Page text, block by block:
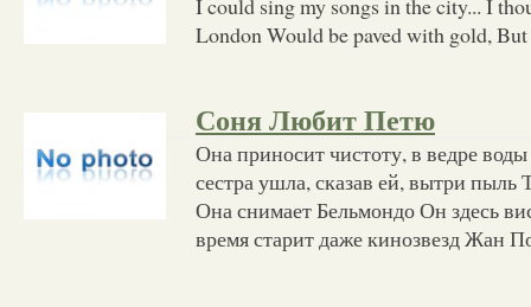
London Would be paved with gold, But
Соня Любит Петю
Она приносит чистоту, в ведре
сестра ушла, сказав ей, вытри пыль
Она снимает Бельмондо Он здесь
время старит даже кинозвезд Жан